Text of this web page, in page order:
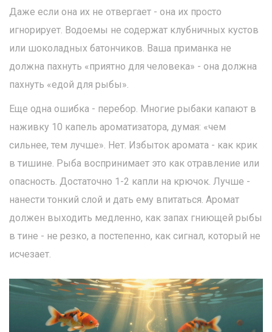
Даже если она их не отвергает - она их просто
игнорирует. Водоемы не содержат клубничных кустов
или шоколадных батончиков. Ваша приманка не
должна пахнуть «приятно для человека» - она должна
пахнуть «едой для рыбы».
Еще одна ошибка - перебор. Многие рыбаки капают в
наживку 10 капель ароматизатора, думая: «чем
сильнее, тем лучше». Нет. Избыток аромата - как крик
в тишине. Рыба воспринимает это как отравление или
опасность. Достаточно 1-2 капли на крючок. Лучше -
нанести тонкий слой и дать ему впитаться. Аромат
должен выходить медленно, как запах гниющей рыбы
в тине - не резко, а постепенно, как сигнал, который не
исчезает.